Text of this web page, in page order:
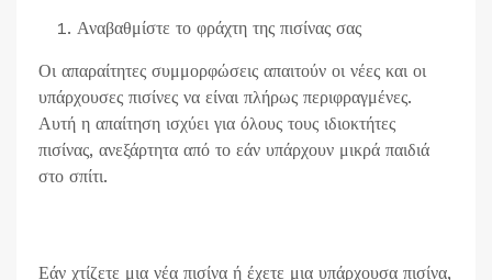
Αναβαθμίστε το φράχτη της πισίνας σας
Οι απαραίτητες συμμορφώσεις απαιτούν οι νέες και οι
υπάρχουσες πισίνες να είναι πλήρως περιφραγμένες.
Αυτή η απαίτηση ισχύει για όλους τους ιδιοκτήτες
πισίνας, ανεξάρτητα από το εάν υπάρχουν μικρά παιδιά
στο σπίτι.
Εάν χτίζετε μια νέα πισίνα ή έχετε μια υπάρχουσα πισίνα,